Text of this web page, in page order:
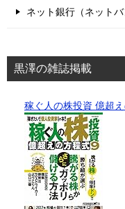
ネット銀行（ネット
黒澤の雑誌掲載
稼ぐ人の株投資 億超